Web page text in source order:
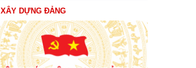
XÂY DỰNG ĐẢNG